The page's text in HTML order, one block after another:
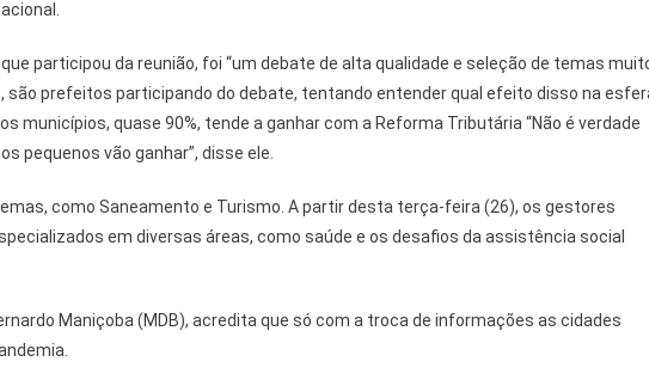
participou da reunião, foi “um debate de alta qualidade e seleção de temas
são prefeitos participando do debate, tentando entender qual efeito disso na
municípios, quase 90%, tende a ganhar com a Reforma Tributária “Não é verdade
pequenos vão ganhar”, disse ele.
como Saneamento e Turismo. A partir desta terça-feira (26), os gestores
em diversas áreas, como saúde e os desafios da assistência social
Maniçoba (MDB), acredita que só com a troca de informações as cidades